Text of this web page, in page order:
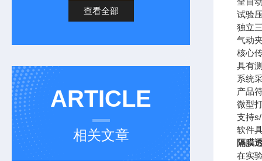
查看全部
ARTICLE
相关文章
试验
独立
气动
核心
具有
系统
产品
微型
支持
软件
隔膜
在实